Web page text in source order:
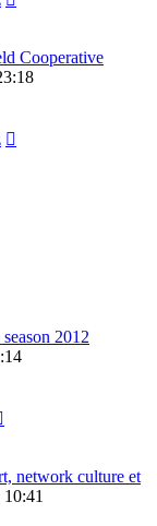
Cooperative
2012
network culture et